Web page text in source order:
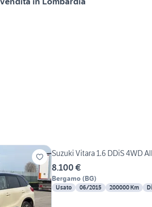
Suzuki Vitara 1.6 DDiS 4WD
8.100 €
Bergamo (BG)
Usato 06/2015 200000 Km